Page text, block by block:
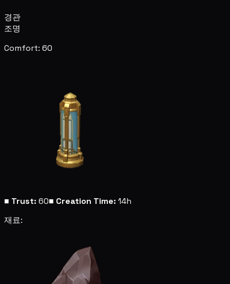
경관
조명
Comfort: 60
■ Trust: 60■ Creation Time: 14h
재료: